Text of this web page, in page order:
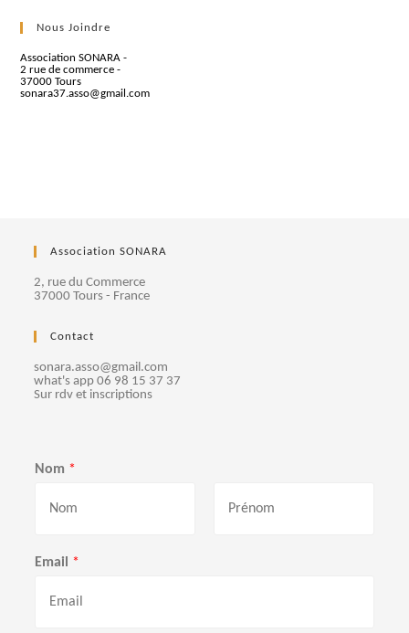
Nous Joindre
Association SONARA -
2 rue de commerce -
37000 Tours
sonara37.asso@gmail.com
Association SONARA
2, rue du Commerce
37000 Tours - France
Contact
sonara.asso@gmail.com
what's app 06 98 15 37 37
Sur rdv et inscriptions
Nom *
r
é
Email *